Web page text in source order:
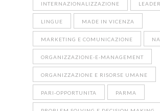
INTERNAZIONALIZZAZIONE
LINGUE MADE IN VICENZA
MARKETING E COMUNICAZIONE
ORGANIZZAZIONE-E-MANAGEMENT
ORGANIZZAZIONE E RISORSE UMANE
PARI-OPPORTUNITA PARMA